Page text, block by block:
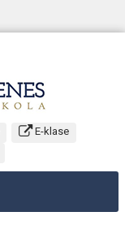
E-klase